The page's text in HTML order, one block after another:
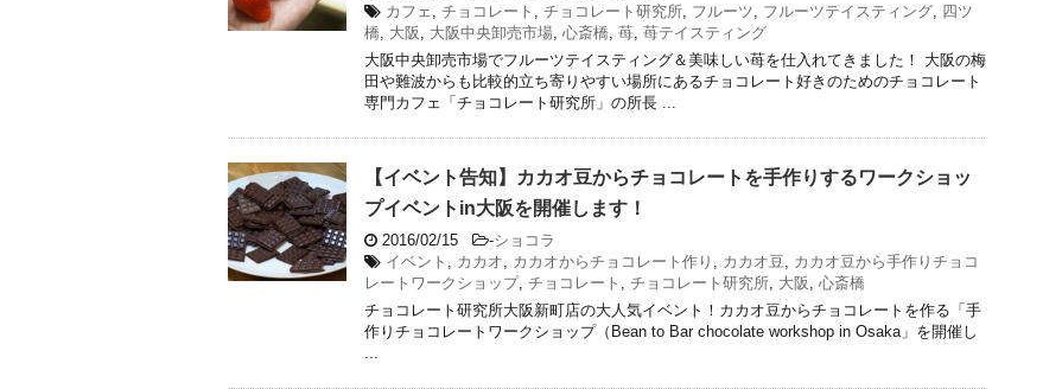
カフェ
チョコレート チョコレート研究所 フルーツ フルーツテイスティング
四ツ
橋 大阪 大阪中央卸売市場 心斎橋 苺 苺テイスティング
大阪中央卸売市場でフルーツテイスティング＆美味しい苺を仕入れてきました！ 大阪の梅
田や難波からも比較的立ち寄りやすい場所にあるチョコレート好きのためのチョコレート
専門カフェ「チョコレート研究所」の所長 ...
【イベント告知】カカオ豆からチョコレートを手作りするワークショッ
プイベントin大阪を開催します！
2016/02/15 -ショコラ
イベント
カカオ カカオからチョコレート作り カカオ豆
カカオ豆から手作りチョコ
レートワークショップ, チョコレート チョコレート研究所 大阪
心斎橋
チョコレート研究所大阪新町店の大人気イベント！カカオ豆からチョコレートを作る「手
作りチョコレートワークショップ（Bean to Bar chocolate workshop in Osaka」を開催し